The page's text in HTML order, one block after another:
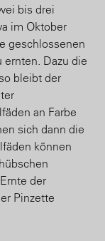
bis drei
im Oktober
geschlossenen
Dazu die
bleibt der
an Farbe
sich dann die
können
der
Pinzette